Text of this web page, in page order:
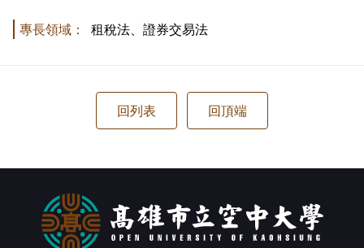
專長領域： 租稅法、證券交易法